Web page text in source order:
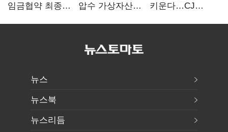
임금협약 최종
인상·격려금
압수 가상자산
커스터디 사업
키운다…CJ
글로벌 확장 가속
뉴스
뉴스북
뉴스리듬